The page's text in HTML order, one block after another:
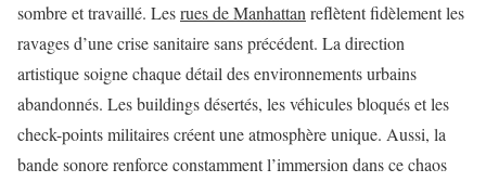
sombre et travaillé. Lesrues de Manhattan reflètent fidèlement les
ravages d’une crise sanitaire sans précédent. La direction
artistique soigne chaque détail des environnements urbains
abandonnés. Les buildings désertés, les véhicules bloqués et les
check-points militaires créent une atmosphère unique. Aussi, la
bande sonore renforce constamment l’immersion dans ce chaos